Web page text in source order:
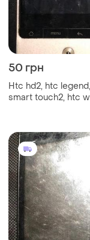
50 грн
Htc hd2, htc
smart touch2, htc